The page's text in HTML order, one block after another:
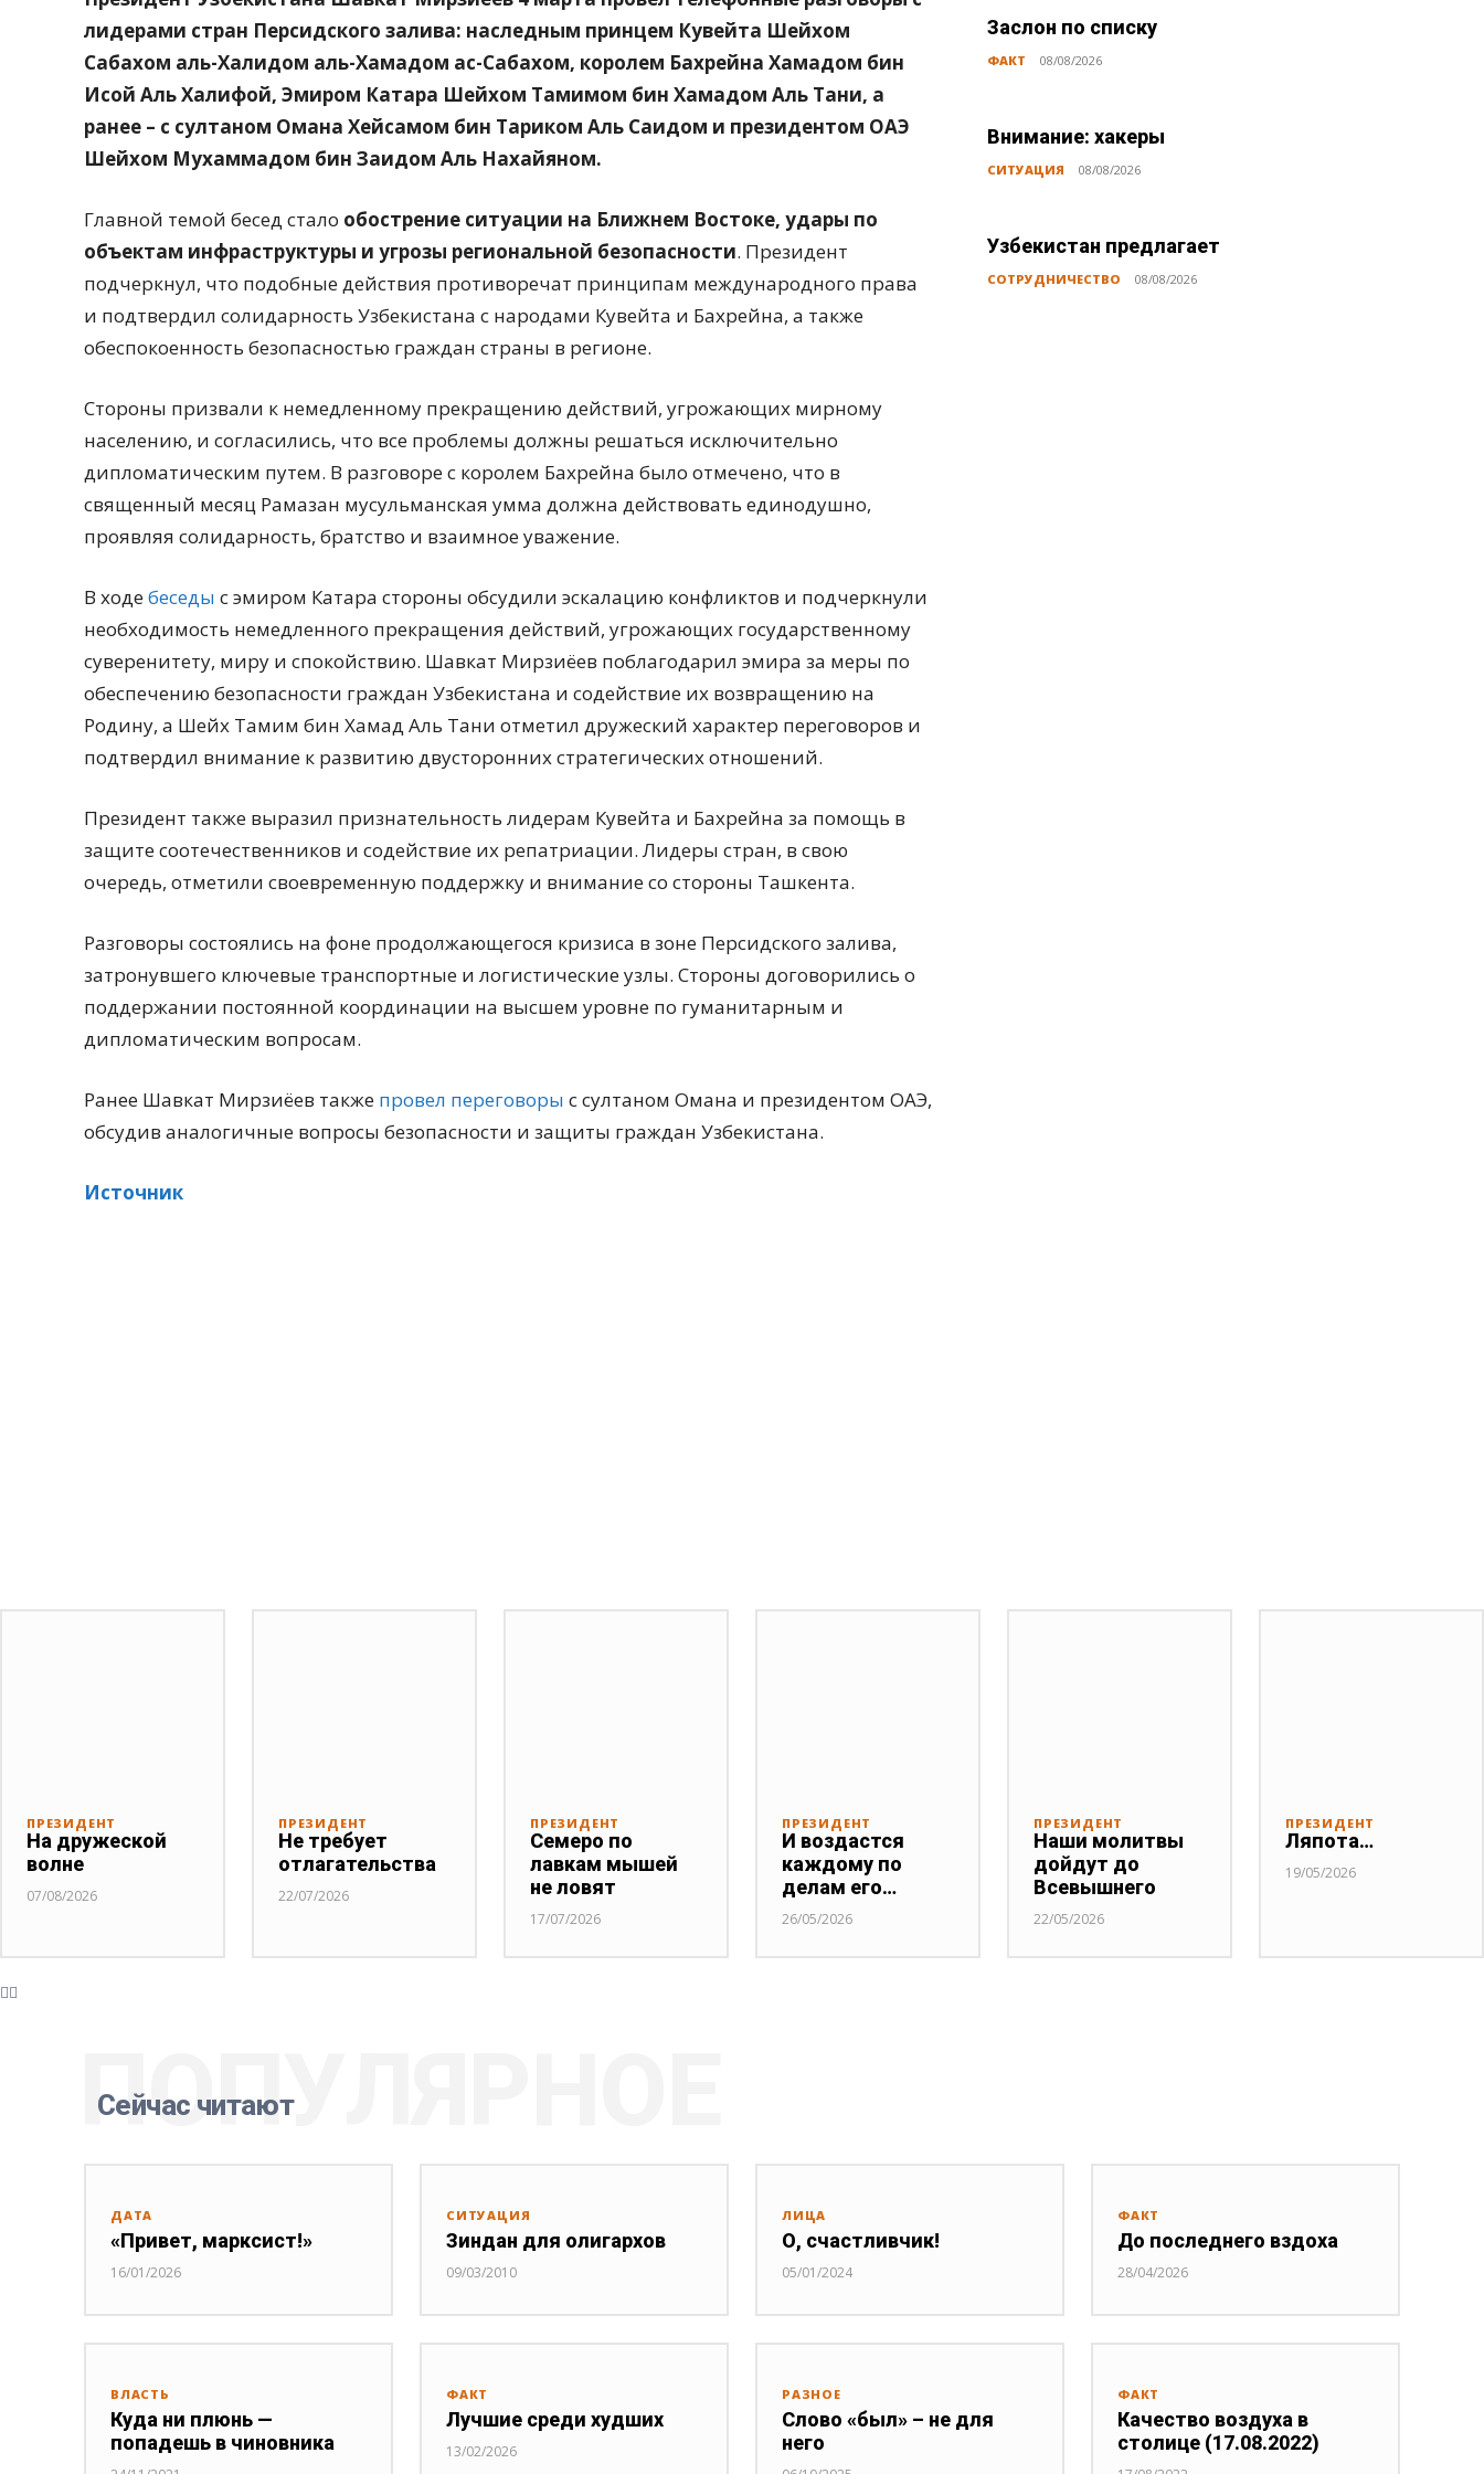
лидерами стран Персидского залива: наследным принцем Кувейта Шейхом
Сабахом аль-Халидом аль-Хамадом ас-Сабахом, королем Бахрейна Хамадом бин
Исой Аль Халифой, Эмиром Катара Шейхом Тамимом бин Хамадом Аль Тани, а
ранее – с султаном Омана Хейсамом бин Тариком Аль Саидом и президентом ОАЭ
Шейхом Мухаммадом бин Заидом Аль Нахайяном.
Главной темой бесед стало обострение ситуации на Ближнем Востоке, удары по
объектам инфраструктуры и угрозы региональной безопасности. Президент
подчеркнул, что подобные действия противоречат принципам международного права
и подтвердил солидарность Узбекистана с народами Кувейта и Бахрейна, а также
обеспокоенность безопасностью граждан страны в регионе.
Стороны призвали к немедленному прекращению действий, угрожающих мирному
населению, и согласились, что все проблемы должны решаться исключительно
дипломатическим путем. В разговоре с королем Бахрейна было отмечено, что в
священный месяц Рамазан мусульманская умма должна действовать единодушно,
проявляя солидарность, братство и взаимное уважение.
В ходебеседы с эмиром Катара стороны обсудили эскалацию конфликтов и подчеркнули
необходимость немедленного прекращения действий, угрожающих государственному
суверенитету, миру и спокойствию. Шавкат Мирзиёев поблагодарил эмира за меры по
обеспечению безопасности граждан Узбекистана и содействие их возвращению на
Родину, а Шейх Тамим бин Хамад Аль Тани отметил дружеский характер переговоров и
подтвердил внимание к развитию двусторонних стратегических отношений.
Президент также выразил признательность лидерам Кувейта и Бахрейна за помощь в
защите соотечественников и содействие их репатриации. Лидеры стран, в свою
очередь, отметили своевременную поддержку и внимание со стороны Ташкента.
Разговоры состоялись на фоне продолжающегося кризиса в зоне Персидского залива,
затронувшего ключевые транспортные и логистические узлы. Стороны договорились о
поддержании постоянной координации на высшем уровне по гуманитарным и
дипломатическим вопросам.
Ранее Шавкат Мирзиёев также провел переговоры с султаном Омана и президентом ОАЭ,
обсудив аналогичные вопросы безопасности и защиты граждан Узбекистана.
Источник
Заслон по списку
ФАКТ 08/08/2026
Внимание: хакеры
СИТУАЦИЯ 08/08/2026
Узбекистан предлагает
СОТРУДНИЧЕСТВО 08/08/2026
ПРЕЗИДЕНТ
На дружеской
волне
07/08/2026
ПРЕЗИДЕНТ
Не требует
отлагательства
22/07/2026
ПРЕЗИДЕНТ
Семеро по
лавкам мышей
не ловят
17/07/2026
ПРЕЗИДЕНТ
И воздастся
каждому по
делам его…
26/05/2026
ПРЕЗИДЕНТ
Наши молитвы
дойдут до
Всевышнего
22/05/2026
ПРЕЗИДЕНТ
Ляпота…
19/05/2026
Сейчас читают
ПОПУЛЯРНОЕ
ДАТА
«Привет, марксист!»
16/01/2026
СИТУАЦИЯ
Зиндан для олигархов
09/03/2010
ЛИЦА
О, счастливчик!
05/01/2024
ФАКТ
До последнего вздоха
28/04/2026
ВЛАСТЬ
Куда ни плюнь —
попадешь в чиновника
ФАКТ
Лучшие среди худших
13/02/2026
РАЗНОЕ
Слово «был» – не для
него
ФАКТ
Качество воздуха в
столице (17.08.2022)